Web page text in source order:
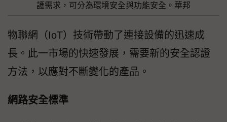
護需求，可分為環境安全與功能安全。華邦
物聯網（IoT）技術帶動了連接設備的迅速成
長。此一市場的快速發展，需要新的安全認證
方法，以應對不斷變化的產品。
網路安全標準